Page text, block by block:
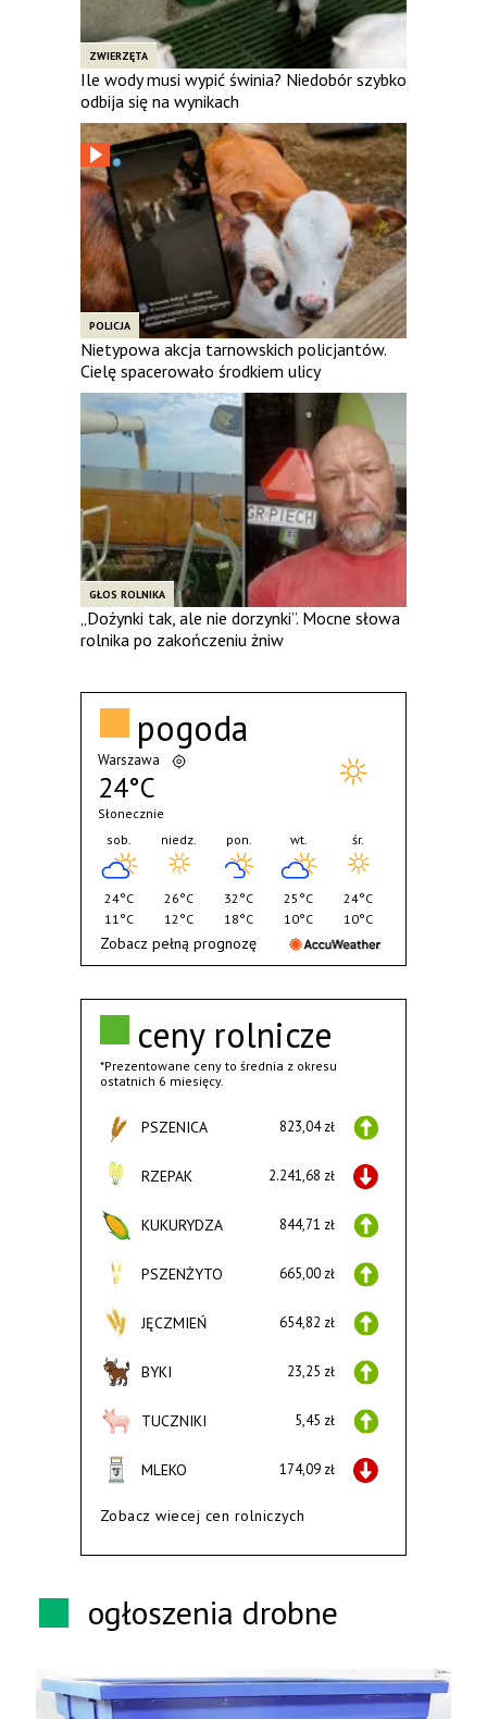
ZWIERZĘTA
Ile wody musi wypić świnia? Niedobór szybko
odbija się na wynikach
POLICJA
Nietypowa akcja tarnowskich policjantów.
Cielę spacerowało środkiem ulicy
GŁOS ROLNIKA
„Dożynki tak, ale nie dorzynki”. Mocne słowa
rolnika po zakończeniu żniw
ceny rolnicze
*Prezentowane ceny to średnia z okresu
ostatnich 6 miesięcy.
PSZENICA 823,04 zł
RZEPAK 2.241,68 zł
KUKURYDZA 844,71 zł
PSZENŻYTO 665,00 zł
JĘCZMIEŃ 654,82 zł
BYKI 23,25 zł
TUCZNIKI 5,45 zł
MLEKO 174,09 zł
Zobacz wiecej cen rolniczych
pogoda
Warszawa
24°C
Słonecznie
sob.
24°C
11°C
niedz.
26°C
12°C
pon.
32°C
18°C
wt.
25°C
10°C
śr.
24°C
10°C
Zobacz pełną prognozę
ogłoszenia drobne